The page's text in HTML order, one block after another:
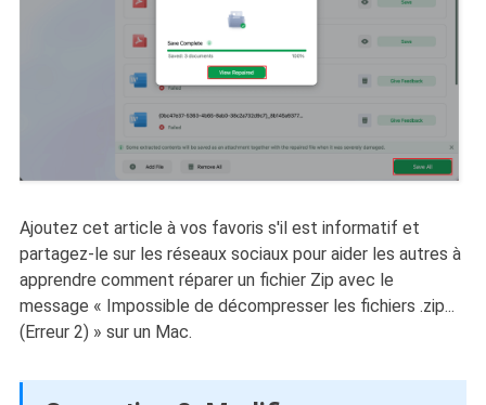
Ajoutez cet article à vos favoris s'il est informatif et
partagez-le sur les réseaux sociaux pour aider les autres à
apprendre comment réparer un fichier Zip avec le
message « Impossible de décompresser les fichiers .zip...
(Erreur 2) » sur un Mac.